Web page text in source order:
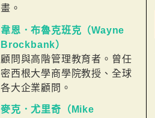
畫。
韋恩．布魯克班克（Wayne
Brockbank）
顧問與高階管理教育者。曾任
密西根大學商學院教授、全球
各大企業顧問。
麥克．尤里奇（Mike